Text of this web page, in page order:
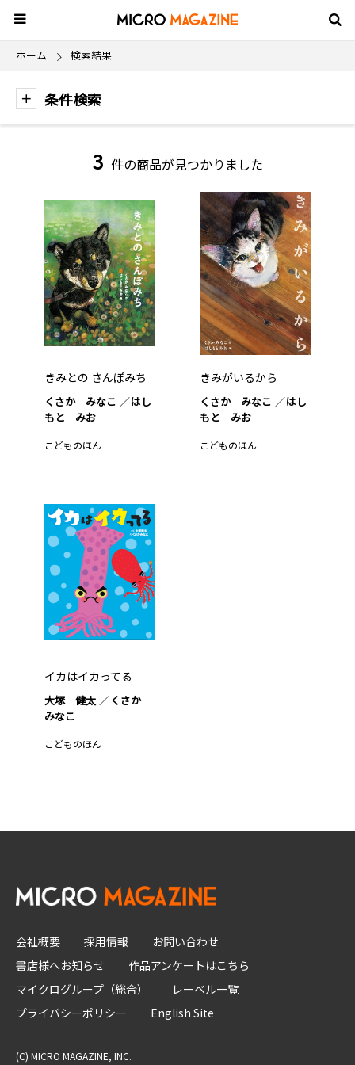
ホーム 検索結果
条件検索
3 件の商品が見つかりました
きみとの さんぽみち
くさか みなこ
はし
もと みお
こどものほん
きみがいるから
くさか みなこ
はし
もと みお
こどものほん
イカはイカってる
大塚 健太
くさか
みなこ
こどものほん
会社概要 採用情報
お問い合わせ
書店様へお知らせ
作品アンケートはこちら
マイクログループ（総合）
レーベル一覧
プライバシーポリシー
English Site
(C) MICRO MAGAZINE, INC.